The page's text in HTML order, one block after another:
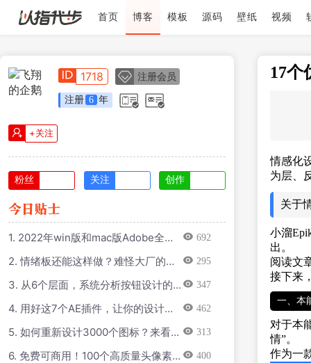
首页 博客 模板 源码 壁纸 视频
1718 注册会员
注册 6 年
+关注
粉丝 关注 创作
1. 2022年win版和mac版Adobe全家
编辑等
692
2. 情绪板还能这样做？难怪大厂的设
295
3. 从6个层面，系统分析按钮设计的
347
4. 用好这7个AE插件，让你的设计效
462
5. 如何重新设计3000个图标？来看金
313
6. 免费可商用！100个高质量头像素
400
17个
情感化
为层、
关于
小溜
出。
阅读文
接下来
一、本
对于本
情”。
作为一